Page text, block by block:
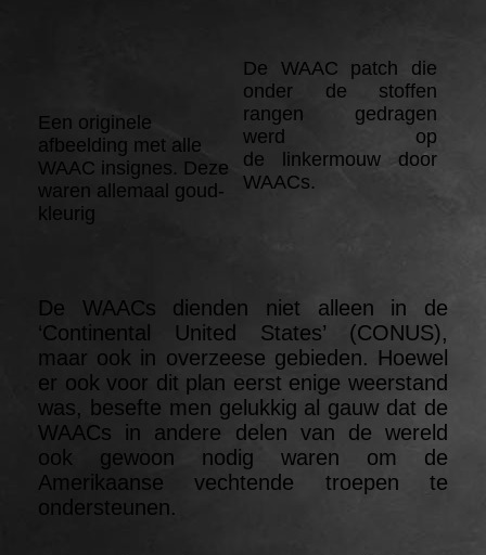
Een originele
afbeelding met alle
WAAC insignes. Deze
waren allemaal goud-
kleurig
De WAAC patch die
onder de stoffen
rangen gedragen
werd op
de linkermouw door
WAACs.
De WAACs dienden niet alleen in de
‘Continental United States’ (CONUS),
maar ook in overzeese gebieden. Hoewel
er ook voor dit plan eerst enige weerstand
was, besefte men gelukkig al gauw dat de
WAACs in andere delen van de wereld
ook gewoon nodig waren om de
Amerikaanse vechtende troepen te
ondersteunen.